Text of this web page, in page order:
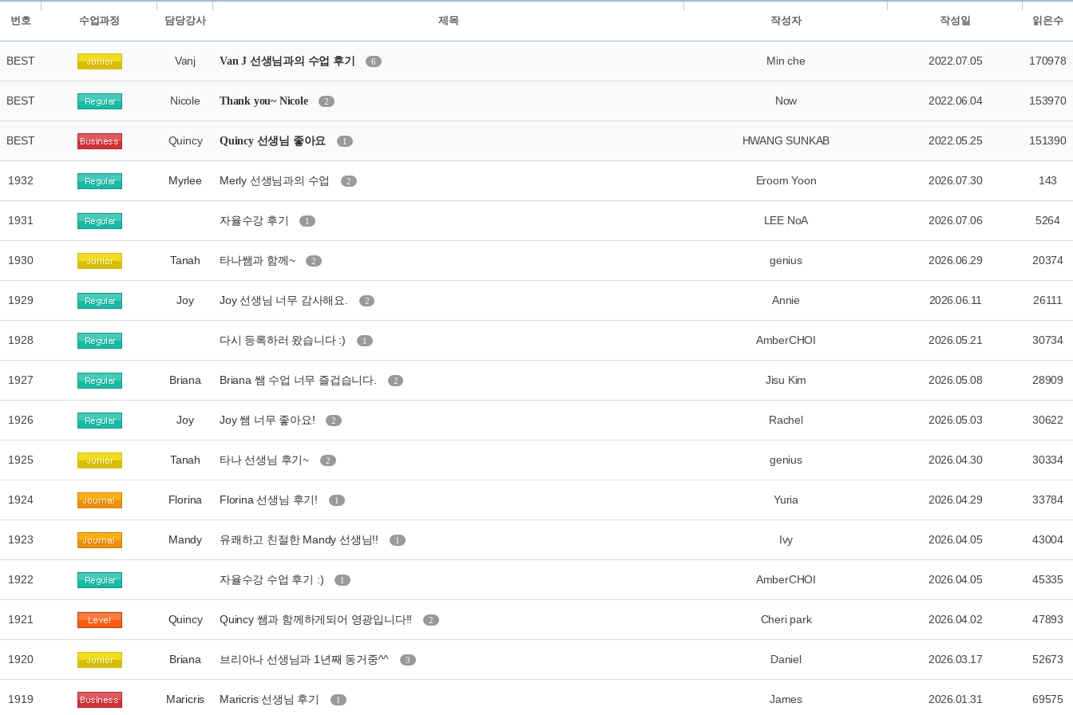
번호 수업과정 담당강사 제목 작성자 작성일 읽은수
BEST Vanj Van J 선생님과의 수업 후기 6 Min che 2022.07.05 170978
BEST Nicole Thank you~ Nicole 2 Now 2022.06.04 153970
BEST Quincy Quincy 선생님 좋아요 1 HWANG SUNKAB 2022.05.25 151390
1932 Myrlee Merly 선생님과의 수업 2 Eroom Yoon 2026.07.30 143
1931 자율수강 후기 1 LEE NoA 2026.07.06 5264
1930 Tanah 타나쌤과 함께~ 2 genius 2026.06.29 20374
1929 Joy Joy 선생님 너무 감사해요. 2 Annie 2026.06.11 26111
1928 다시 등록하러 왔습니다 :) 1 AmberCHOI 2026.05.21 30734
1927 Briana Briana 쌤 수업 너무 즐겁습니다. 2 Jisu Kim 2026.05.08 28909
1926 Joy Joy 쌤 너무 좋아요! 2 Rachel 2026.05.03 30622
1925 Tanah 타나 선생님 후기~ 2 genius 2026.04.30 30334
1924 Florina Florina 선생님 후기! 1 Yuria 2026.04.29 33784
1923 Mandy 유쾌하고 친절한 Mandy 선생님!! 1 Ivy 2026.04.05 43004
1922 자율수강 수업 후기 :) 1 AmberCHOI 2026.04.05 45335
1921 Quincy Quincy 쌤과 함께하게되어 영광입니다!! 2 Cheri park 2026.04.02 47893
1920 Briana 브리아나 선생님과 1년째 동거중^^ 3 Daniel 2026.03.17 52673
1919 Maricris Maricris 선생님 후기 1 James 2026.01.31 69575